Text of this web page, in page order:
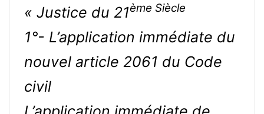
« Justice du 21ème Siècle
1°- L’application immédiate du
nouvel article 2061 du Code
civil